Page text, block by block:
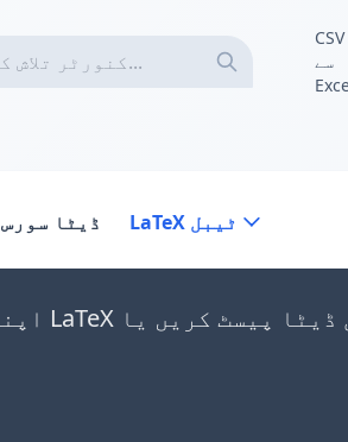
CSV
سے
ڈیٹا سورس LaTeX ٹیبل